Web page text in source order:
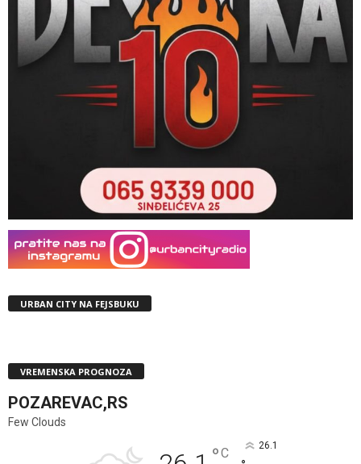
URBAN CITY NA FEJSBUKU
VREMENSKA PROGNOZA
POZAREVAC,RS
Few Clouds
°C 26.1